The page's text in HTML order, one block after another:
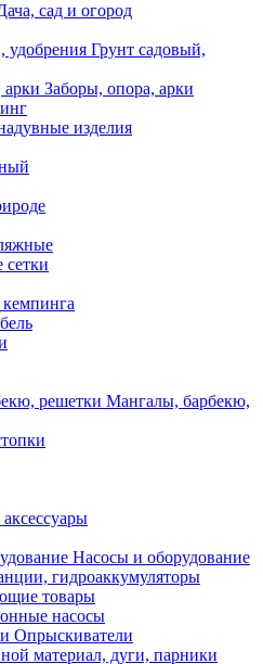
сад и огород
Грунт садовый,
Заборы, опора, арки
изделия
Мангалы, барбекю,
Насосы и оборудование
гидроаккумуляторы
товары
насосы
Опрыскиватели